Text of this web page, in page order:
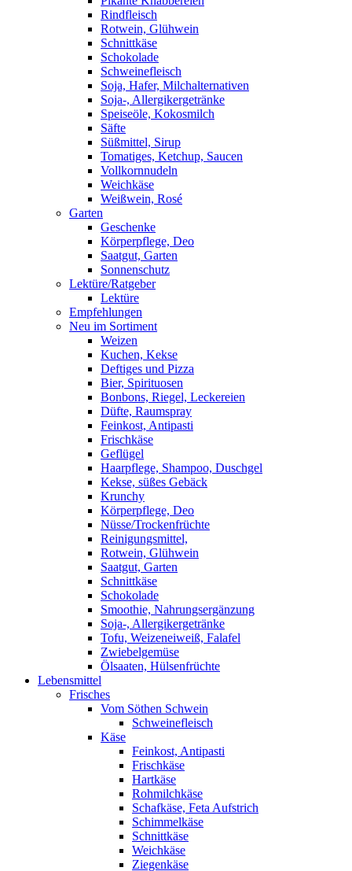
Rindfleisch
Rotwein, Glühwein
Schnittkäse
Schokolade
Schweinefleisch
Soja, Hafer, Milchalternativen
Soja-, Allergikergetränke
Speiseöle, Kokosmilch
Säfte
Süßmittel, Sirup
Tomatiges, Ketchup, Saucen
Vollkornnudeln
Weichkäse
Weißwein, Rosé
Garten
Geschenke
Körperpflege, Deo
Saatgut, Garten
Sonnenschutz
Lektüre/Ratgeber
Lektüre
Empfehlungen
Neu im Sortiment
Weizen
Kuchen, Kekse
Deftiges und Pizza
Bier, Spirituosen
Bonbons, Riegel, Leckereien
Düfte, Raumspray
Feinkost, Antipasti
Frischkäse
Geflügel
Haarpflege, Shampoo, Duschgel
Kekse, süßes Gebäck
Krunchy
Körperpflege, Deo
Nüsse/Trockenfrüchte
Reinigungsmittel,
Rotwein, Glühwein
Saatgut, Garten
Schnittkäse
Schokolade
Smoothie, Nahrungsergänzung
Soja-, Allergikergetränke
Tofu, Weizeneiweiß, Falafel
Zwiebelgemüse
Ölsaaten, Hülsenfrüchte
Lebensmittel
Frisches
Vom Söthen Schwein
Schweinefleisch
Käse
Feinkost, Antipasti
Frischkäse
Hartkäse
Rohmilchkäse
Schafkäse, Feta Aufstrich
Schimmelkäse
Schnittkäse
Weichkäse
Ziegenkäse